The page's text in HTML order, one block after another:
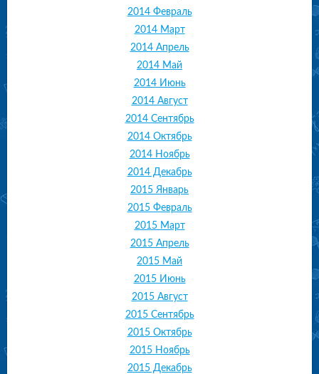
2014 Февраль
2014 Март
2014 Апрель
2014 Май
2014 Июнь
2014 Август
2014 Сентябрь
2014 Октябрь
2014 Ноябрь
2014 Декабрь
2015 Январь
2015 Февраль
2015 Март
2015 Апрель
2015 Май
2015 Июнь
2015 Август
2015 Сентябрь
2015 Октябрь
2015 Ноябрь
2015 Декабрь